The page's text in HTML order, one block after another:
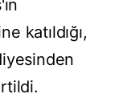
katıldığı,